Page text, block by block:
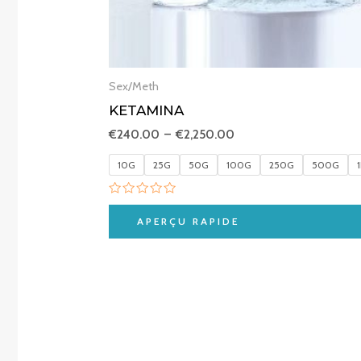
Sex/Meth
KETAMINA
€240.00 – €2,250.00
10G 25G 50G 100G 250G 500G
Note
5
APERÇU RAPIDE